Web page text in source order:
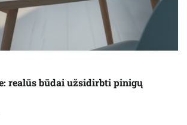
realūs būdai užsidirbti pinigų